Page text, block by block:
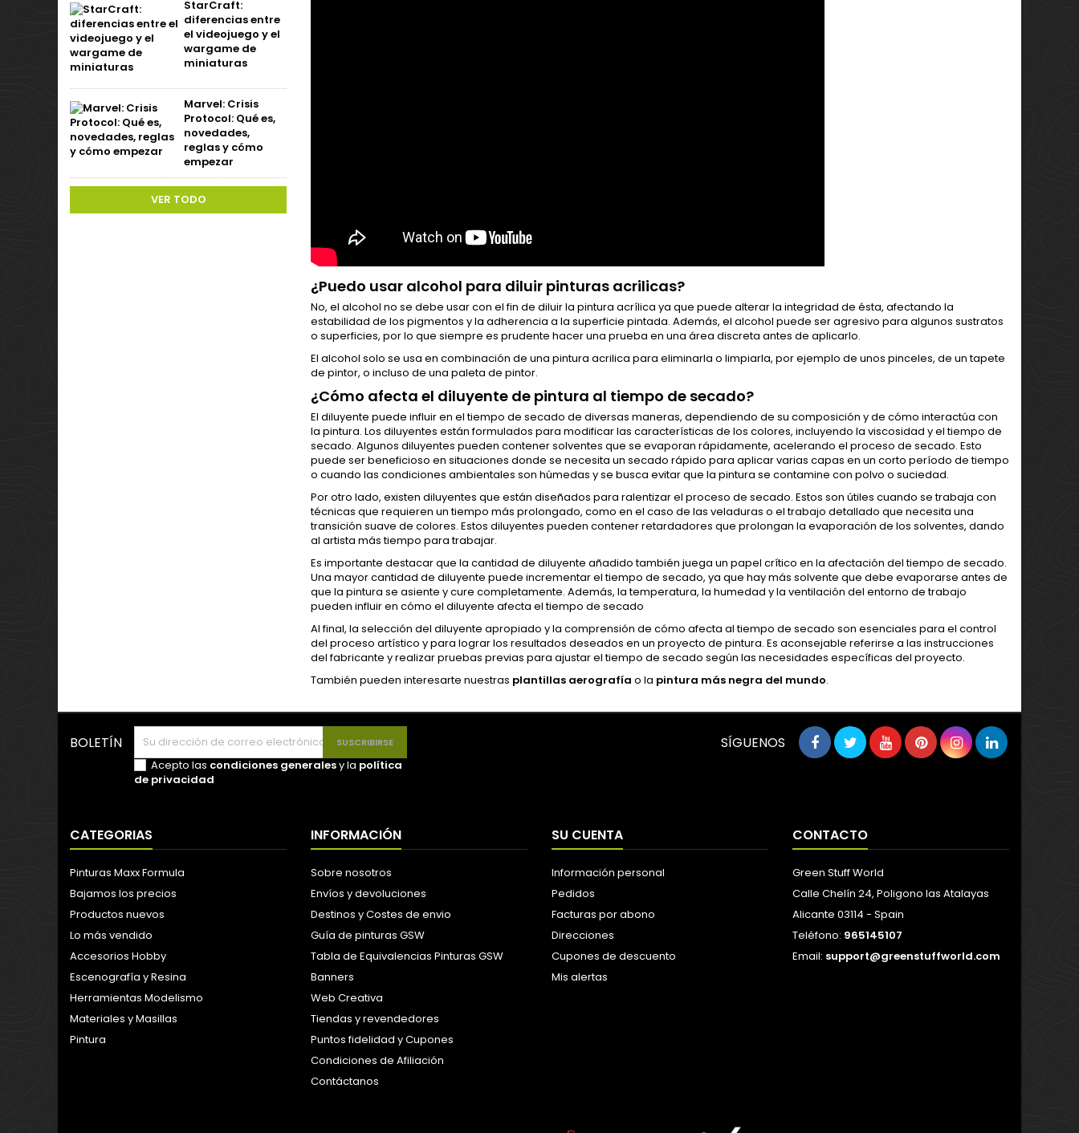
StarCraft:
diferencias entre
el videojuego y el
wargame de
miniaturas
Marvel: Crisis
Protocol: Qué es,
novedades,
reglas y cómo
empezar
VER TODO
¿Puedo usar alcohol para diluir pinturas acrilicas?
No, el alcohol no se debe usar con el fin de diluir la pintura acrílica ya que puede alterar la integridad de ésta, afectando la
estabilidad de los pigmentos y la adherencia a la superficie pintada. Además, el alcohol puede ser agresivo para algunos sustratos
o superficies, por lo que siempre es prudente hacer una prueba en una área discreta antes de aplicarlo.
El alcohol solo se usa en combinación de una pintura acrilica para eliminarla o limpiarla, por ejemplo de unos pinceles, de un tapete
de pintor, o incluso de una paleta de pintor.
¿Cómo afecta el diluyente de pintura al tiempo de secado?
El diluyente puede influir en el tiempo de secado de diversas maneras, dependiendo de su composición y de cómo interactúa con
la pintura. Los diluyentes están formulados para modificar las características de los colores, incluyendo la viscosidad y el tiempo de
secado. Algunos diluyentes pueden contener solventes que se evaporan rápidamente, acelerando el proceso de secado. Esto
puede ser beneficioso en situaciones donde se necesita un secado rápido para aplicar varias capas en un corto período de tiempo
o cuando las condiciones ambientales son húmedas y se busca evitar que la pintura se contamine con polvo o suciedad.
Por otro lado, existen diluyentes que están diseñados para ralentizar el proceso de secado. Estos son útiles cuando se trabaja con
técnicas que requieren un tiempo más prolongado, como en el caso de las veladuras o el trabajo detallado que necesita una
transición suave de colores. Estos diluyentes pueden contener retardadores que prolongan la evaporación de los solventes, dando
al artista más tiempo para trabajar.
Es importante destacar que la cantidad de diluyente añadido también juega un papel crítico en la afectación del tiempo de secado.
Una mayor cantidad de diluyente puede incrementar el tiempo de secado, ya que hay más solvente que debe evaporarse antes de
que la pintura se asiente y cure completamente. Además, la temperatura, la humedad y la ventilación del entorno de trabajo
pueden influir en cómo el diluyente afecta el tiempo de secado
Al final, la selección del diluyente apropiado y la comprensión de cómo afecta al tiempo de secado son esenciales para el control
del proceso artístico y para lograr los resultados deseados en un proyecto de pintura. Es aconsejable referirse a las instrucciones
del fabricante y realizar pruebas previas para ajustar el tiempo de secado según las necesidades específicas del proyecto.
También pueden interesarte nuestras plantillas aerografía o la pintura más negra del mundo.
BOLETÍN
Acepto las condiciones generalesy la política
de privacidad
SÍGUENOS
CATEGORIAS
Pinturas Maxx Formula
Bajamos los precios
Productos nuevos
Lo más vendido
Accesorios Hobby
Escenografía y Resina
Herramientas Modelismo
Materiales y Masillas
Pintura
INFORMACIÓN
Sobre nosotros
Envíos y devoluciones
Destinos y Costes de envio
Guía de pinturas GSW
Tabla de Equivalencias Pinturas GSW
Banners
Web Creativa
Tiendas y revendedores
Puntos fidelidad y Cupones
Condiciones de Afiliación
Contáctanos
SU CUENTA
Información personal
Pedidos
Facturas por abono
Direcciones
Cupones de descuento
Mis alertas
CONTACTO
Green Stuff World
Calle Chelín 24, Poligono las Atalayas
Alicante 03114 - Spain
Teléfono: 965145107
Email: support@greenstuffworld.com